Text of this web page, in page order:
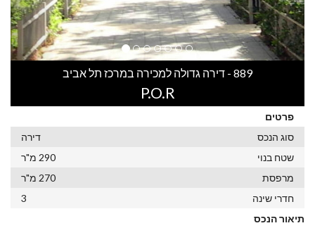
889 - דירה גדולה למכירה במרכז תל אביב
P.O.R
פרטים
סוג הנכס
דירה
שטח בנוי
290 מ"ר
מרפסת
270 מ"ר
חדרי שינה
3
תיאור הנכס